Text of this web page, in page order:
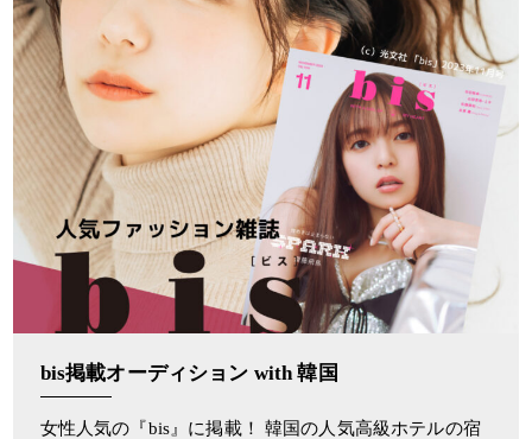
bis掲載オーディション with 韓国
女性人気の『bis』に掲載！ 韓国の人気高級ホテルの宿